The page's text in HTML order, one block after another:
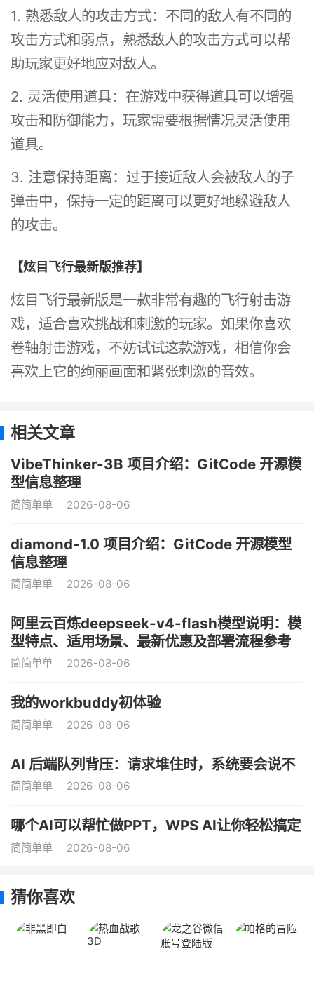
1. 熟悉敌人的攻击方式：不同的敌人有不同的
攻击方式和弱点，熟悉敌人的攻击方式可以帮
助玩家更好地应对敌人。
2. 灵活使用道具：在游戏中获得道具可以增强
攻击和防御能力，玩家需要根据情况灵活使用
道具。
3. 注意保持距离：过于接近敌人会被敌人的子
弹击中，保持一定的距离可以更好地躲避敌人
的攻击。
【炫目飞行最新版推荐】
炫目飞行最新版是一款非常有趣的飞行射击游
戏，适合喜欢挑战和刺激的玩家。如果你喜欢
卷轴射击游戏，不妨试试这款游戏，相信你会
喜欢上它的绚丽画面和紧张刺激的音效。
相关文章
VibeThinker-3B 项目介绍：GitCode 开源模
型信息整理
简简单单 2026-08-06
diamond-1.0 项目介绍：GitCode 开源模型
信息整理
简简单单 2026-08-06
阿里云百炼deepseek-v4-flash模型说明：模
型特点、适用场景、最新优惠及部署流程参考
简简单单 2026-08-06
我的workbuddy初体验
简简单单 2026-08-06
AI 后端队列背压：请求堆住时，系统要会说不
简简单单 2026-08-06
哪个AI可以帮忙做PPT，WPS AI让你轻松搞定
简简单单 2026-08-06
猜你喜欢